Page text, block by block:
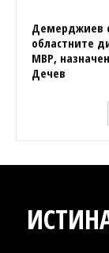
Демерджиев
областните
МВР,
Дечев